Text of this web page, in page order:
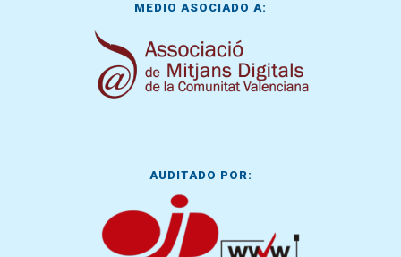
MEDIO ASOCIADO A:
AUDITADO POR: